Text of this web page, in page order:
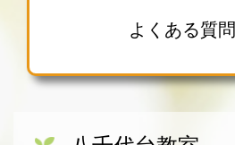
よくある質問